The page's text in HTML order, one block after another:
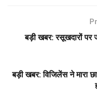
बड़ी खबर: रसूखदारों पर
बड़ी खबर: विजिलेंस ने मारा